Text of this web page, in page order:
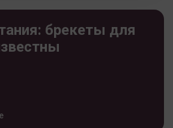
брекеты для